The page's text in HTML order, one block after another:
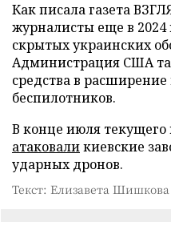
Как писала газета
журналисты еще в 2024
скрытых украинских
Администрация США
средства в
беспилотников.
В конце июля текущего
атаковаликиевские
ударных дронов.
Текст: Елизавета Шишкова